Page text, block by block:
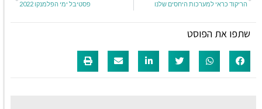
הריקוד כראי למערכות היחסים שלנו פסטיבל ימי הפלמנקו 2022
שתפו את הפוסט